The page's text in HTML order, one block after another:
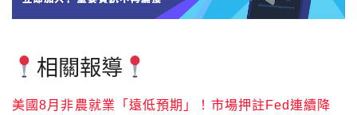
相關報導
美國8月非農就業「遠低預期」！市場押註Fed連續降